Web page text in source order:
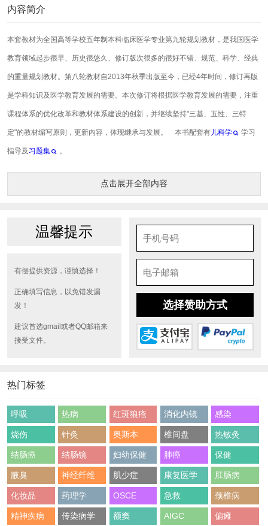
内容简介
本套教材为全国高等学校五年制本科临床医学专业第九轮规划教材，是我国医学
教育领域起步很早、历史很悠久、修订版次很多的很好不错、规范、科学、经典
的重量规划教材。第八轮教材自2013年秋季出版至今，已经4年时间，修订再版
是学科知识及医学教育发展的需要。本次修订将根据医学教育发展的需要，注重
课程体系的优化改革和教材体系建设的创新，并继续坚持"三基、五性、三特
定"的教材编写原则，更新内容，体现继承与发展。 本书配套有儿科学 学习
指导及 习题集 。
点击展开全部内容
温馨提示
有偿提供资源，谨慎选择！
正确填写信息，以免错发漏
发！
建议首选gmail或者QQ邮箱来
接受文件。
选择赞助方式
热门标签
呼吸 热病 红斑狼疮 消化内镜 感染
烧伤 针灸 奥斯本 椎间盘 热敏灸
结肠癌 结肠镜 妇幼保健 肺癌 保健
腋臭 神经纤维 肌少症 康复医学 肛肠病
化妆品 药理学 OSCE 急救 颈椎病
精神疾病 传染病学 额窦 AIGC 偏瘫